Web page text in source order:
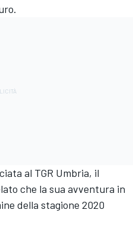
al TGR Umbria, il
che la sua avventura in
della stagione 2020